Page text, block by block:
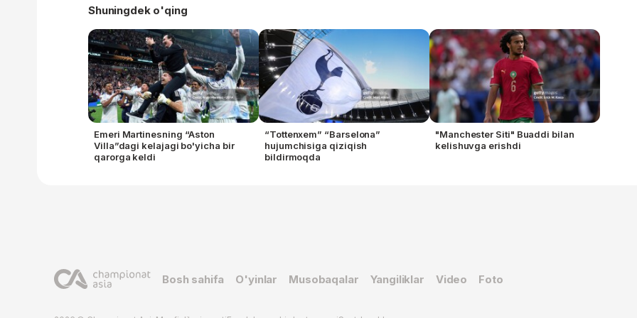
Shuningdek o'qing
Emeri Martinesning “Aston
Villa”dagi kelajagi bo'yicha bir
qarorga keldi
“Tottenxem” “Barselona”
hujumchisiga qiziqish
bildirmoqda
"Manchester Siti" Buaddi bilan
kelishuvga erishdi
Bosh sahifa O'yinlar Musobaqalar Yangiliklar Video Foto